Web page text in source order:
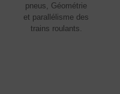
pneus, Géométrie
et parallélisme des
trains roulants.